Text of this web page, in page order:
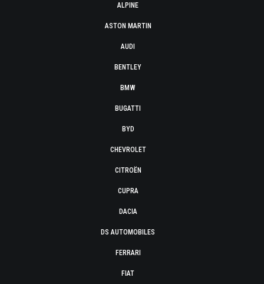
ALPINE
ASTON MARTIN
AUDI
BENTLEY
BMW
BUGATTI
BYD
CHEVROLET
CITROËN
CUPRA
DACIA
DS AUTOMOBILES
FERRARI
FIAT